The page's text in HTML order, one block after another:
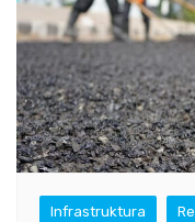
Infrastruktura